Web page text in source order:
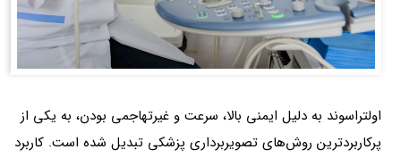
اولتراسوند به دلیل ایمنی بالا، سرعت و غیرتهاجمی بودن، به یکی از
پرکاربردترین روش‌های تصویربرداری پزشکی تبدیل شده است. کاربرد